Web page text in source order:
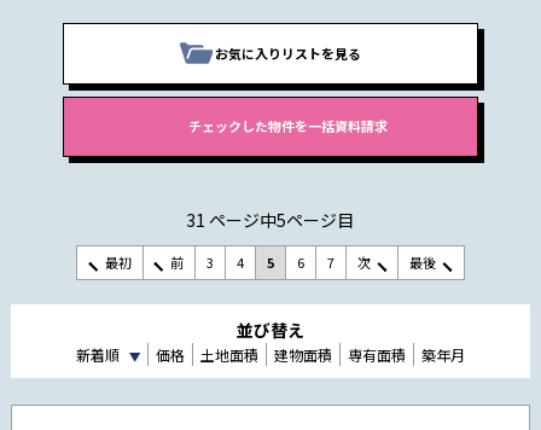
お気に入りリストを見る
31 ページ中5ページ目
最初 前 3 4 5 6 7 次 最後
並び替え
新着順 価格 土地面積 建物面積 専有面積 築年月